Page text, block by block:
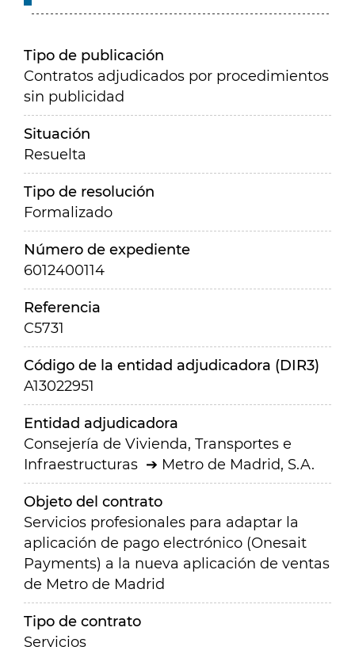
Tipo de publicación
Contratos adjudicados por procedimientos
sin publicidad
Situación
Resuelta
Tipo de resolución
Formalizado
Número de expediente
6012400114
Referencia
C5731
Código de la entidad adjudicadora (DIR3)
A13022951
Entidad adjudicadora
Consejería de Vivienda, Transportes e
Infraestructuras
Metro de Madrid, S.A.
Objeto del contrato
Servicios profesionales para adaptar la
aplicación de pago electrónico (Onesait
Payments) a la nueva aplicación de ventas
de Metro de Madrid
Tipo de contrato
Servicios